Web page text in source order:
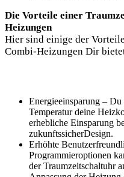
Die Vorteile einer
Heizungen
Hier sind einige der
Combi-Heizungen Dir
Energieeinsparung –
Temperatur deine
erhebliche Einsparung
zukunftssicherDesign.
Erhöhte
Programmieroptionen
der Traumzeitschaltuhr